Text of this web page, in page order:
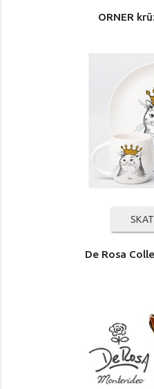
ORNER
De Rosa